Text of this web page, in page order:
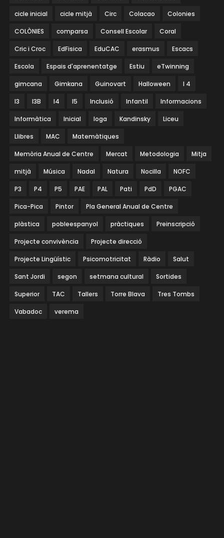
cicle inicial cicle mitjà Circ Colacao Colonies
COLÒNIES comparsa Consell Escolar Coral
Cric i Croc EdFisica EduCAC erasmus Escacs
Escola Espais d'aprenentatge Estiu eTwinning
gimcana Gimkana Guinovart Halloween I 4
I3 I3B I4 I5 Inclusió Infantil Informacions
Informàtica Inicial Ioga Kandinsky Liceu
Llibres MAC Matemàtiques
Memòria Anual de Centre Mercat Metodologia Mitja
mitjà Música Nadal Natura Nocilla NOFC
P3 P4 P5 PAE PAL Pati PdD PGAC
Pica-Pica Pintor Pla General Anual de Centre
plàstica pobleespanyol pràctiques Preinscripció
Projecte convivència Projecte direcció
Projecte Lingüístic Psicomotricitat Ràdio Salut
Sant Jordi segon setmana cultural Sortides
Superior TAC Tallers Torre Blava Tres Tombs
Vabadoc verema